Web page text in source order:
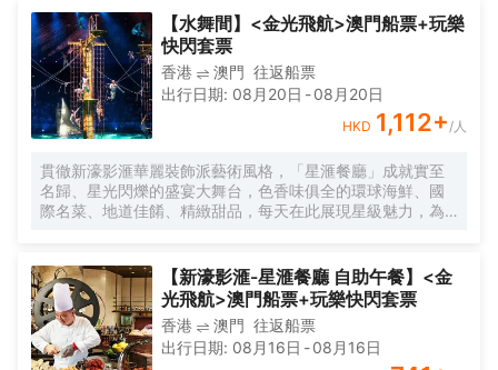
【水舞間】<金光飛航>澳門船票+玩樂
快閃套票
香港 澳門 往返船票
出行日期: 08月20日 -08月20日
HKD 1,112+/人
貫徹新濠影滙華麗裝飾派藝術風格，「星滙餐廳」成就實至
名歸、星光閃爍的盛宴大舞台，色香味俱全的環球海鮮、國
際名菜、地道佳餚、精緻甜品，每天在此展現星級魅力，為
【新濠影滙-星滙餐廳 自助午餐】<金
光飛航>澳門船票+玩樂快閃套票
香港 澳門 往返船票
出行日期: 08月16日 -08月16日